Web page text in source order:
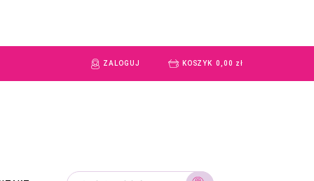
ZALOGUJ KOSZYK 0,00 zł